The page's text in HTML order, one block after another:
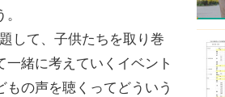
して、子供たちを取り巻
緒に考えていくイベント
の声を聴くってどういう